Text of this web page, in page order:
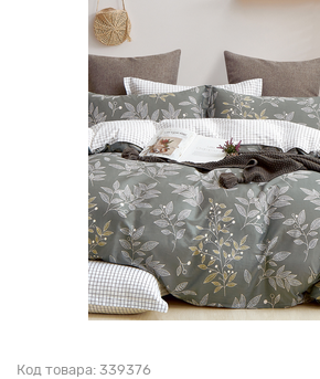
Код товара: 339376